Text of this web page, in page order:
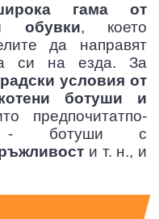
гама от
обувки, което
да направят
си на езда. За
условия от
ботуши и
предпочитатпо-
- ботуши с
и т. н., и